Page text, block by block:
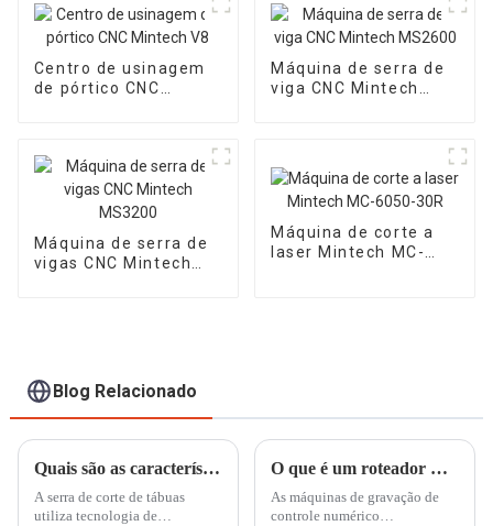
Centro de usinagem
de pórtico CNC
Máquina de serra de
viga CNC Mintech
Máquina de serra de
vigas CNC Mintech
Máquina de corte a
laser Mintech MC-
Blog Relacionado
Quais são as características das serras de corte de tábuas?
A serra de corte de tábuas
utiliza tecnologia de
O que é um roteador CNC?
As máquinas de gravação de
controle numérico